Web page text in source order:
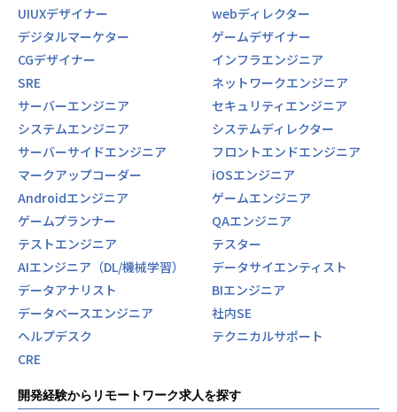
UIUXデザイナー
webディレクター
デジタルマーケター
ゲームデザイナー
CGデザイナー
インフラエンジニア
SRE
ネットワークエンジニア
サーバーエンジニア
セキュリティエンジニア
システムエンジニア
システムディレクター
サーバーサイドエンジニア
フロントエンドエンジニア
マークアップコーダー
iOSエンジニア
Androidエンジニア
ゲームエンジニア
ゲームプランナー
QAエンジニア
テストエンジニア
テスター
AIエンジニア（DL/機械学習）
データサイエンティスト
データアナリスト
BIエンジニア
データベースエンジニア
社内SE
ヘルプデスク
テクニカルサポート
CRE
開発経験からリモートワーク求人を探す